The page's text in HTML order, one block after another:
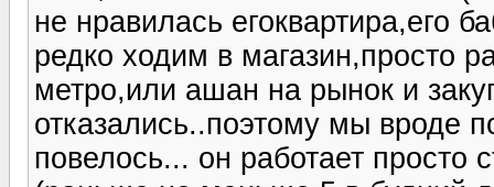
не нравилась егоквартира,его
редко ходим в магазин,просто
метро,или ашан на рынок и
отказались..поэтому мы вроде
повелось... он работает просто